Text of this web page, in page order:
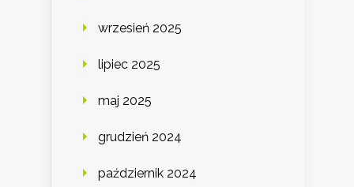
wrzesień 2025
lipiec 2025
maj 2025
grudzień 2024
październik 2024